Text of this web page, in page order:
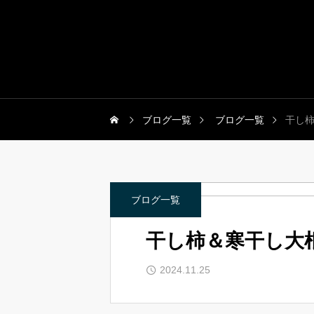
ブログ一覧 ブログ一覧 干し
ブログ一覧
干し柿＆寒干し大
2024.11.25